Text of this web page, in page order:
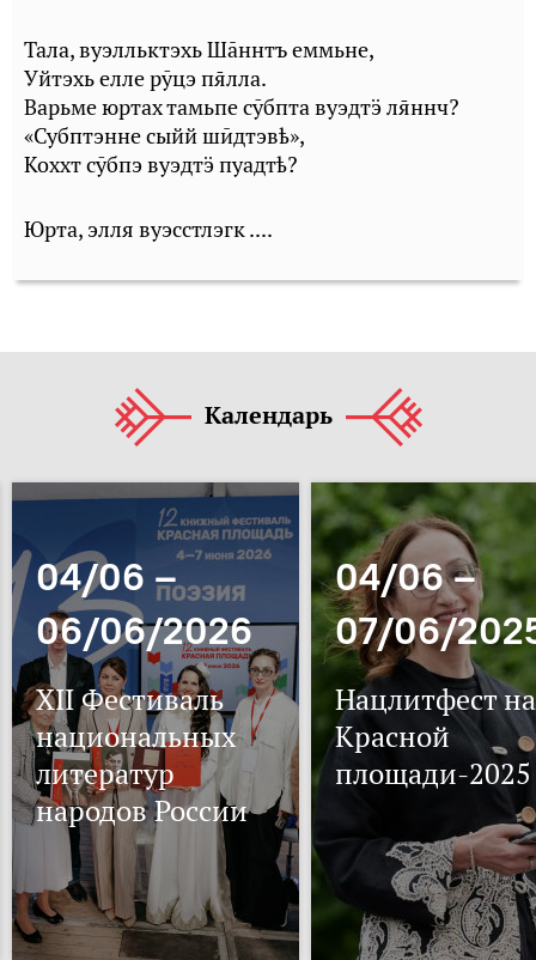
Тала, вуэлльктэхь Шāннтъ еммьне,
Уйтэхь елле рӯцэ плла.
Варьме юртах тамьпе сӯбпта вуэдтӭ лннч?
«Субптэнне сыйй шӣдтэвҍ»,
Коххт сӯбпэ вуэдтӭ пуадтҍ?
Юрта, элля вуэсстлэгк ....
Календарь
04/06 –
06/06/2026
XII Фестиваль
национальных
литератур
народов России
04/06 –
07/06/
Нацлитфест на
Красной
площади-2025